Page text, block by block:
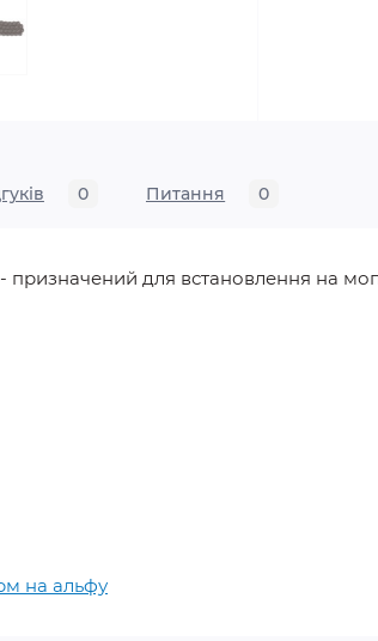
0 Питання 0
призначений для встановлення на
на альфу